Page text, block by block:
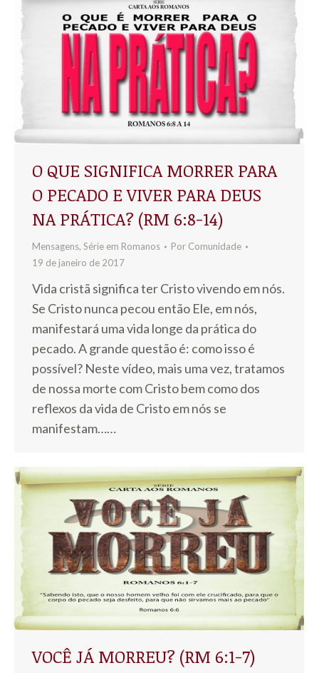
O QUE SIGNIFICA MORRER PARA
O PECADO E VIVER PARA DEUS
NA PRÁTICA? (RM 6:8-14)
Mensagens, Série em Romanos Por Comunidade
19 de janeiro de 2017
Vida cristã significa ter Cristo vivendo em nós.
Se Cristo nunca pecou então Ele, em nós,
manifestará uma vida longe da prática do
pecado. A grande questão é: como isso é
possível? Neste vídeo, mais uma vez, tratamos
de nossa morte com Cristo bem como dos
reflexos da vida de Cristo em nós se
manifestam……
VOCÊ JÁ MORREU? (RM 6:1-7)